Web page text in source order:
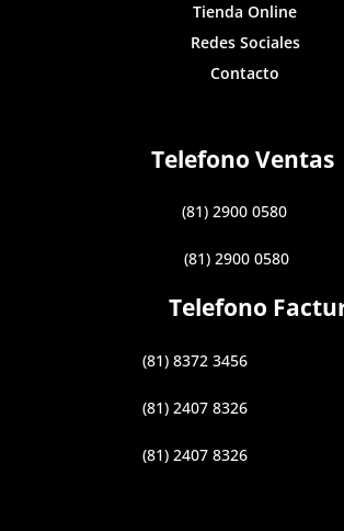
Tienda Online
Redes Sociales
Contacto
Telefono Ventas
(81) 2900 0580
(81) 2900 0580
Telefono
(81) 8372 3456
(81) 2407 8326
(81) 2407 8326